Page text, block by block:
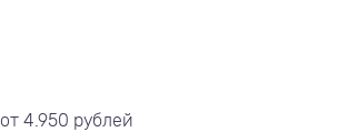
от 4.950 рублей